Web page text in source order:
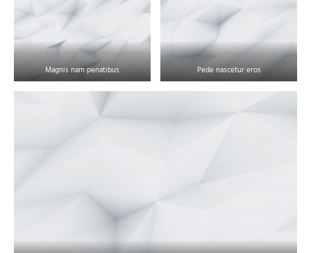
Magnis nam penatibus Pede nascetur eros